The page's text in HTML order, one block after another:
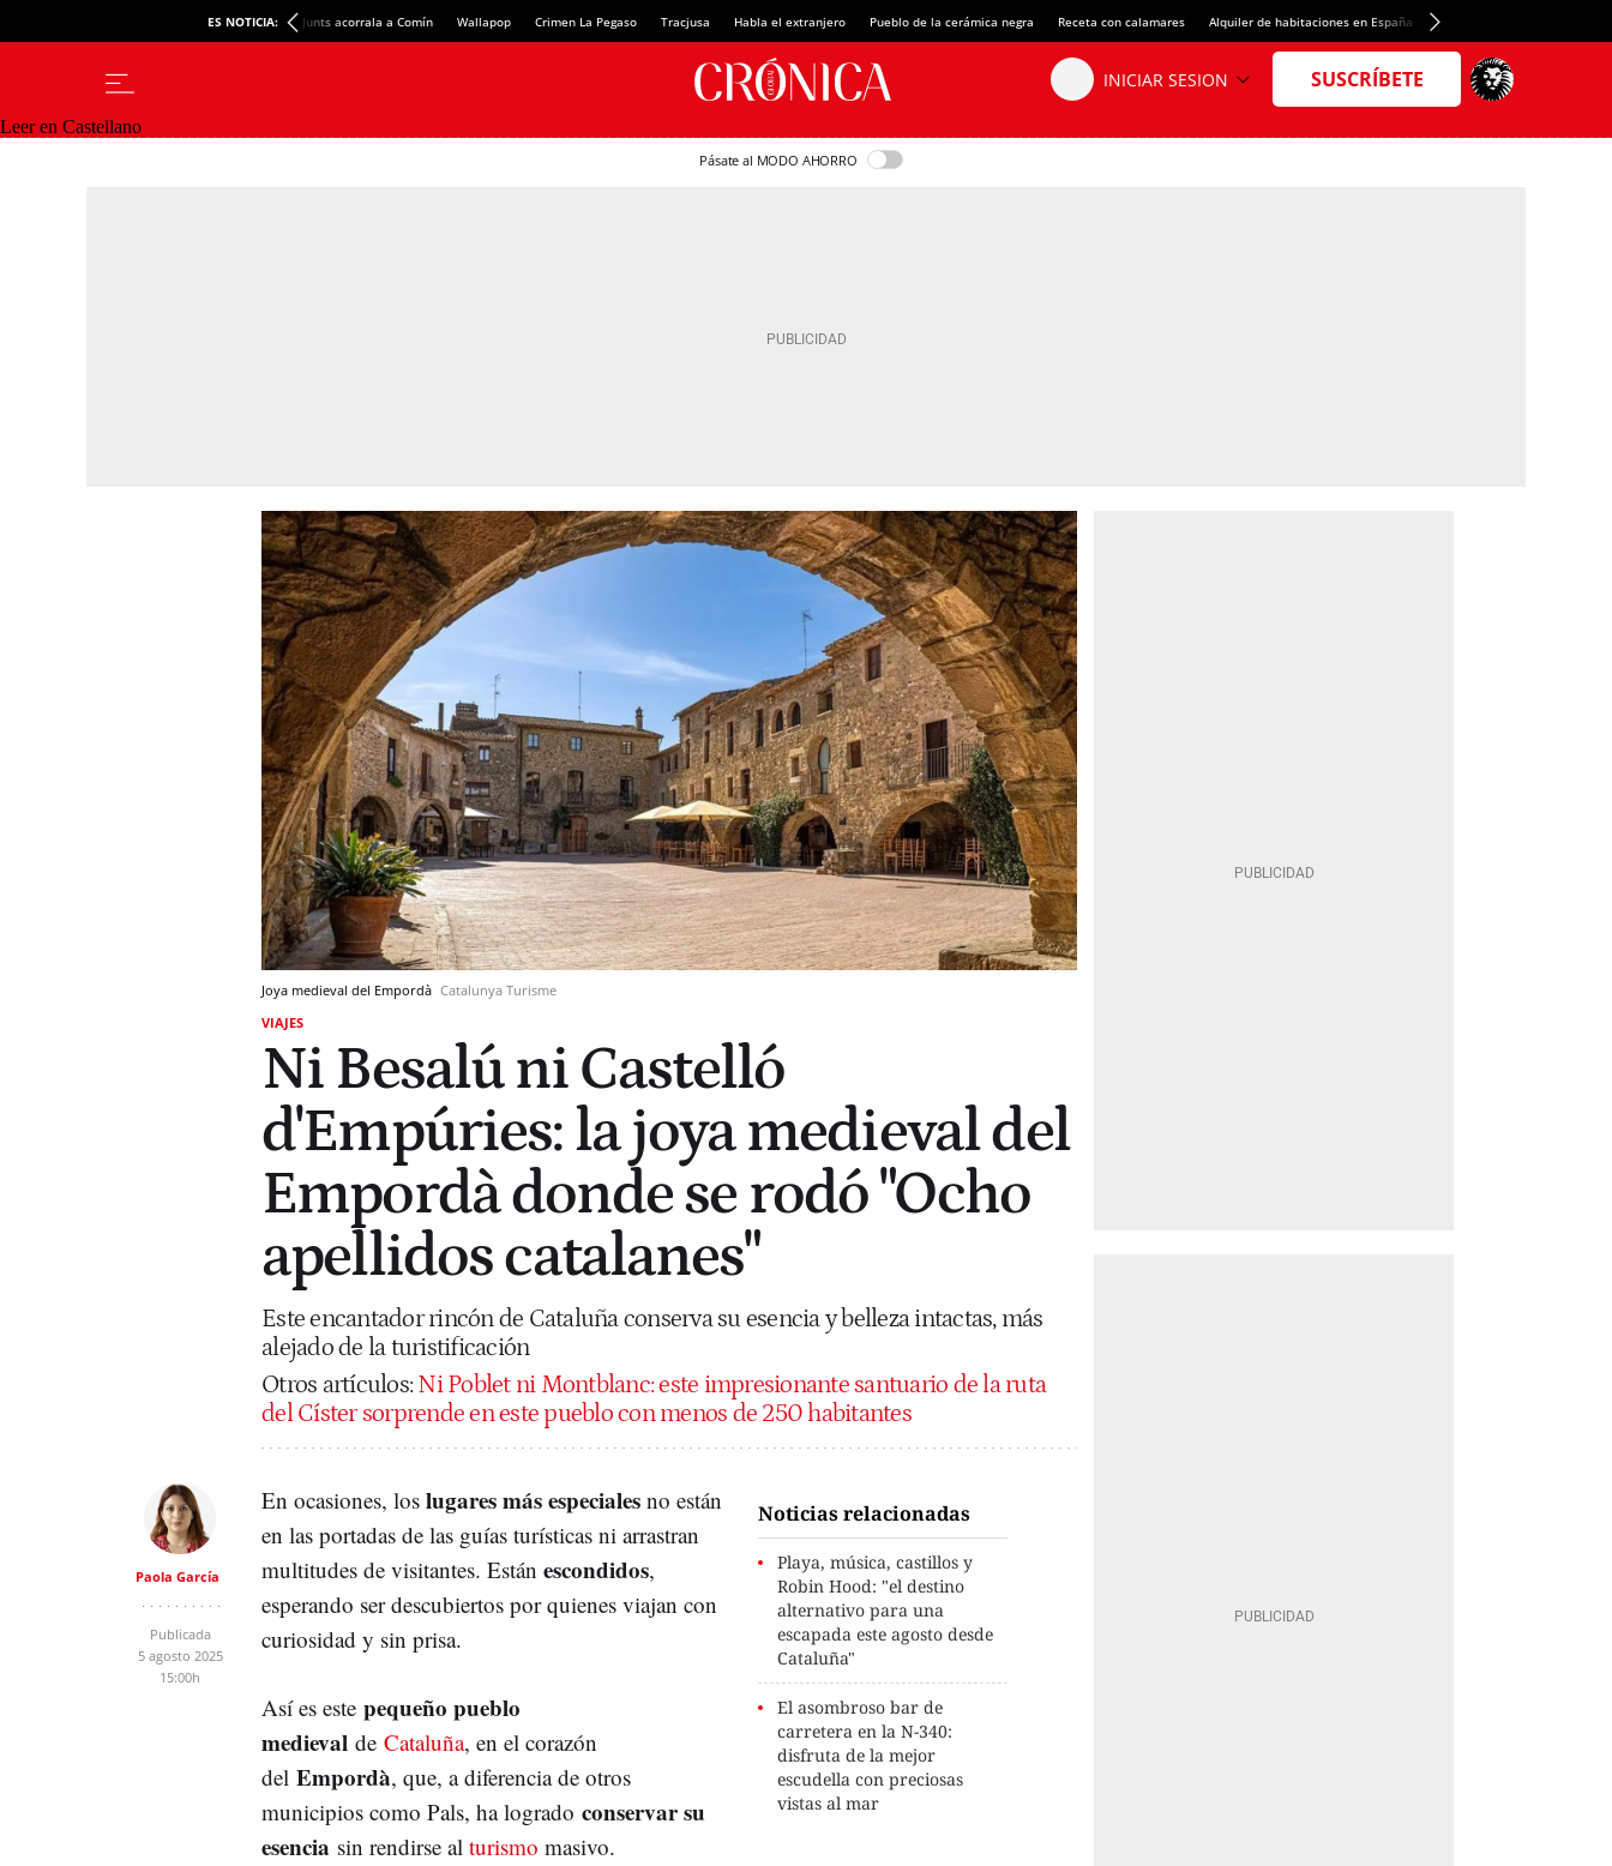
ES NOTICIA: Junts acorrala a Comín Wallapop Crimen La Pegaso Tracjusa Habla el extranjero Pueblo de la cerámica negra Receta con calamares Alquiler de habitaciones en España Crédito del Spotify Camp Nou
Leer en Castellano
Pásate al MODO AHORRO
Joya medieval del Empordà Catalunya Turisme
VIAJES
Ni Besalú ni Castelló
d'Empúries: la joya medieval del
Empordà donde se rodó "Ocho
apellidos catalanes"
Este encantador rincón de Cataluña conserva su esencia y belleza intactas, más
alejado de la turistificación
Otros artículos: Ni Poblet ni Montblanc: este impresionante santuario de la ruta
del Císter sorprende en este pueblo con menos de 250 habitantes
Paola García
Publicada
5 agosto 2025
15:00h
Noticias relacionadas
Playa, música, castillos y
Robin Hood: "el destino
alternativo para una
escapada este agosto desde
Cataluña"
El asombroso bar de
carretera en la N-340:
disfruta de la mejor
escudella con preciosas
vistas al mar
En ocasiones, los lugares más especiales no están
en las portadas de las guías turísticas ni arrastran
multitudes de visitantes. Están escondidos,
esperando ser descubiertos por quienes viajan con
curiosidad y sin prisa.
Así es este pequeño pueblo
medieval de Cataluña, en el corazón
del Empordà, que, a diferencia de otros
municipios como Pals, ha logrado conservar su
esencia sin rendirse al turismo masivo.